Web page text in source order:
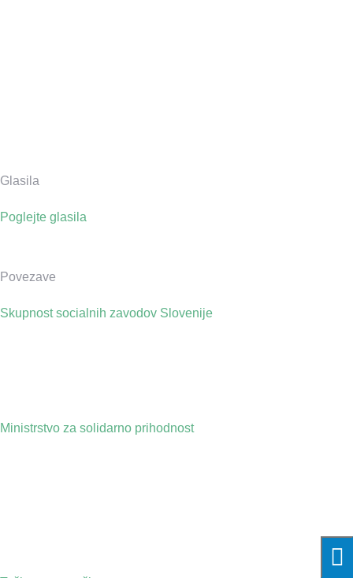
Glasila
Poglejte glasila
Povezave
Skupnost socialnih zavodov Slovenije
Ministrstvo za solidarno prihodnost